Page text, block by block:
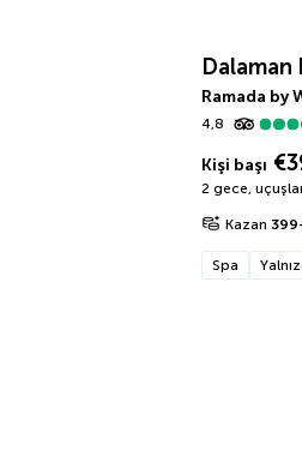
Dalaman
Ramada by
4,8
Kişi başı
2 gece,
Kazan 399
Spa